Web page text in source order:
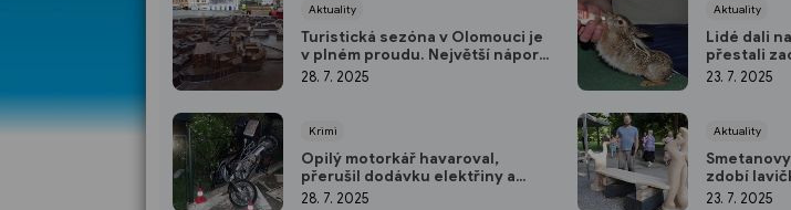
Aktuality
Turistická sezóna v Olomouci je
v plném proudu. Největší nápor
zažila už v červnu
28. 7. 2025
Krimi
Opilý motorkář havaroval,
přerušil dodávku elektřiny a
zranil se
28. 7. 2025
Aktuality
Lidé dali
přestali
zbytečně
23. 7. 2025
Aktuality
zdobí
23. 7. 2025